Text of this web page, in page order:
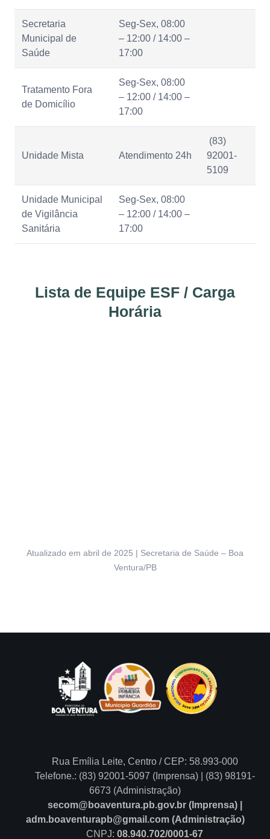
Secretaria
Municipal de
Saúde
Seg-Sex, 08:00
– 12:00 / 14:00 –
17:00
Tratamento Fora
de Domicílio
Seg-Sex, 08:00
– 12:00 / 14:00 –
17:00
Unidade Mista Atendimento 24h
(83)
92001-
5109
Unidade Municipal
de Vigilância
Sanitária
Seg-Sex, 08:00
– 12:00 / 14:00 –
17:00
Lista de Equipe ESF / Carga
Horária
Atualizado em abril de 2025 | Secretaria de Saúde – Boa
Ventura/PB
Rua Emília Leite, Centro / CEP: 58.993-000
Telefone.: (83) 92001-5097 (Imprensa) | (83) 98191-
6673 (Administração)
secom@boaventura.pb.gov.br (Imprensa) |
adm.boaventurapb@gmail.com (Administração)
CNPJ: 08.940.702/0001-67